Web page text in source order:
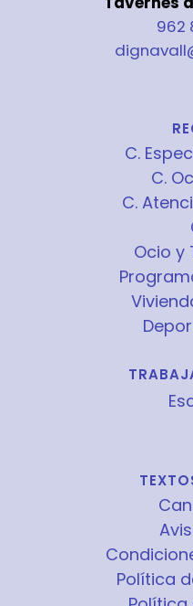
962
C.
C.
C.
Ocio y
Política